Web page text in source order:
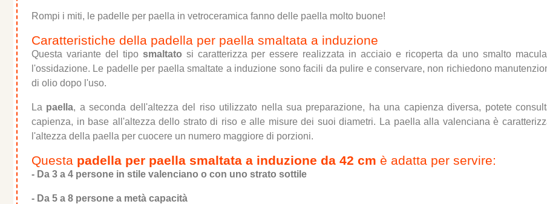
Rompi i miti, le padelle per paella in vetroceramica fanno delle paella molto buone!
Caratteristiche della padella per paella smaltata a induzione
Questa variante del tipo smaltato si caratterizza per essere realizzata in acciaio e ricoperta da uno smalto
l'ossidazione. Le padelle per paella smaltate a induzione sono facili da pulire e conservare, non richiedono
di olio dopo l'uso.
La paella, a seconda dell'altezza del riso utilizzato nella sua preparazione, ha una capienza diversa, potete
capienza, in base all'altezza dello strato di riso e alle misure dei suoi diametri. La paella alla valenciana è
l'altezza della paella per cuocere un numero maggiore di porzioni.
Questa padella per paella smaltata a induzione da 42 cm è adatta per servire:
- Da 3 a 4 persone in stile valenciano o con uno strato sottile
- Da 5 a 8 persone a metà capacità